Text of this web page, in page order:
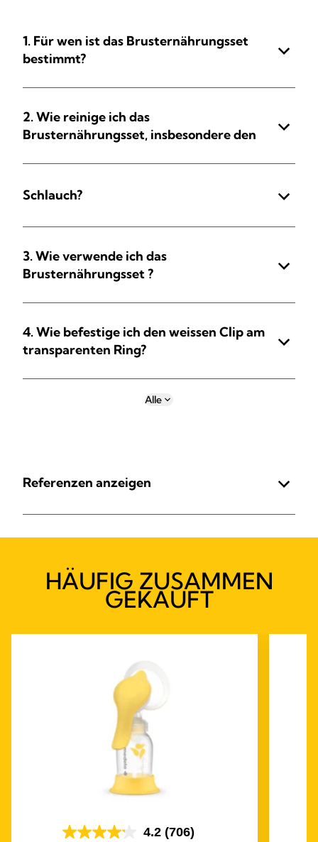
1. Für wen ist das Brusternährungsset
bestimmt?
2. Wie reinige ich das
Brusternährungsset, insbesondere den
Schlauch?
3. Wie verwende ich das
Brusternährungsset ?
4. Wie befestige ich den weissen Clip am
transparenten Ring?
Alle
Referenzen anzeigen
HÄUFIG ZUSAMMEN
GEKAUFT
4.2 (706)